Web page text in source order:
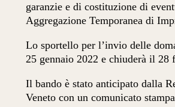
garanzie e di costituzione di
Aggregazione Temporanea di
Lo sportello per l’invio delle
25 gennaio 2022 e chiuderà il 28
Il bando è stato anticipato dalla
Veneto con un comunicato